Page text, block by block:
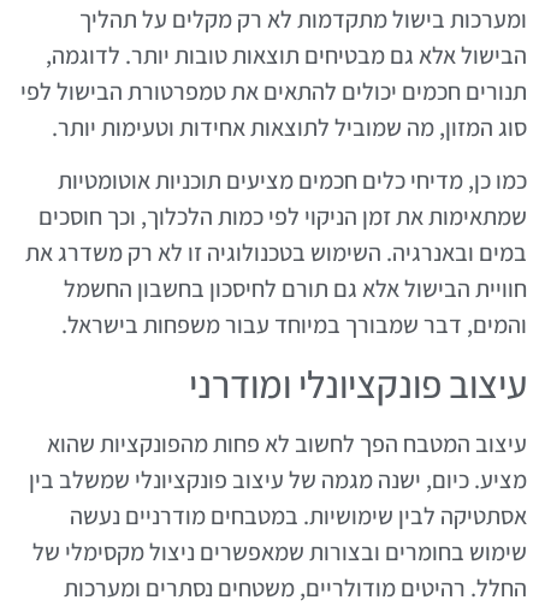
ומערכות בישול מתקדמות לא רק מקלים על תהליך
הבישול אלא גם מבטיחים תוצאות טובות יותר. לדוגמה,
תנורים חכמים יכולים להתאים את טמפרטורת הבישול לפי
סוג המזון, מה שמוביל לתוצאות אחידות וטעימות יותר.
כמו כן, מדיחי כלים חכמים מציעים תוכניות אוטומטיות
שמתאימות את זמן הניקוי לפי כמות הלכלוך, וכך חוסכים
במים ובאנרגיה. השימוש בטכנולוגיה זו לא רק משדרג את
חוויית הבישול אלא גם תורם לחיסכון בחשבון החשמל
והמים, דבר שמבורך במיוחד עבור משפחות בישראל.
עיצוב פונקציונלי ומודרני
עיצוב המטבח הפך לחשוב לא פחות מהפונקציות שהוא
מציע. כיום, ישנה מגמה של עיצוב פונקציונלי שמשלב בין
אסתטיקה לבין שימושיות. במטבחים מודרניים נעשה
שימוש בחומרים ובצורות שמאפשרים ניצול מקסימלי של
החלל. רהיטים מודולריים, משטחים נסתרים ומערכות